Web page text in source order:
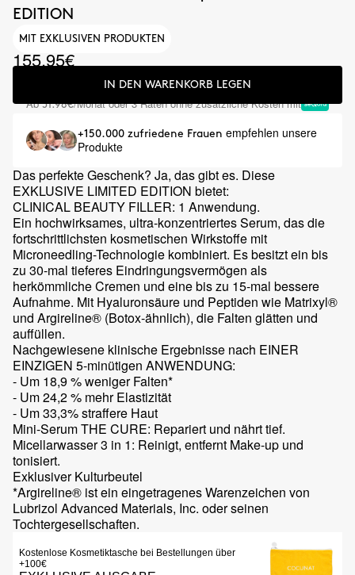
EDITION
MIT EXKLUSIVEN PRODUKTEN
155.95€
IN DEN WARENKORB LEGEN
Ab51.98€/Monat oder 3 Raten ohne zusätzliche Kosten mit
+150.000 zufriedene Frauen empfehlen unsere
Produkte
Das perfekte Geschenk? Ja, das gibt es. Diese
EXKLUSIVE LIMITED EDITION bietet:
CLINICAL BEAUTY FILLER: 1 Anwendung.
Ein hochwirksames, ultra-konzentriertes Serum, das die
fortschrittlichsten kosmetischen Wirkstoffe mit
Microneedling-Technologie kombiniert. Es besitzt ein bis
zu 30-mal tieferes Eindringungsvermögen als
herkömmliche Cremen und eine bis zu 15-mal bessere
Aufnahme. Mit Hyaluronsäure und Peptiden wie Matrixyl®
und Argireline® (Botox-ähnlich), die Falten glätten und
auffüllen.
Nachgewiesene klinische Ergebnisse nach EINER
EINZIGEN 5-minütigen ANWENDUNG:
- Um 18,9 % weniger Falten*
- Um 24,2 % mehr Elastizität
- Um 33,3% straffere Haut
Mini-Serum THE CURE: Repariert und nährt tief.
Micellarwasser 3 in 1: Reinigt, entfernt Make-up und
tonisiert.
Exklusiver Kulturbeutel
*Argireline® ist ein eingetragenes Warenzeichen von
Lubrizol Advanced Materials, Inc. oder seinen
Tochtergesellschaften.
Kostenlose Kosmetiktasche bei Bestellungen über
+100€